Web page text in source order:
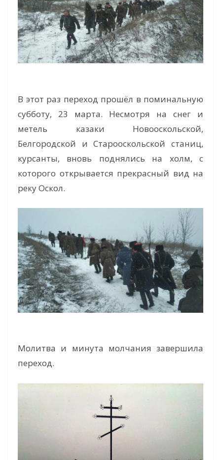
В этот раз переход прошёл в поминальную
субботу, 23 марта. Несмотря на снег и
метель казаки Новооскольской,
Белгородской и Старооскольской станиц,
курсанты, вновь поднялись на холм, с
которого открывается прекрасный вид на
реку Оскол.
Молитва и минута молчания завершила
переход.